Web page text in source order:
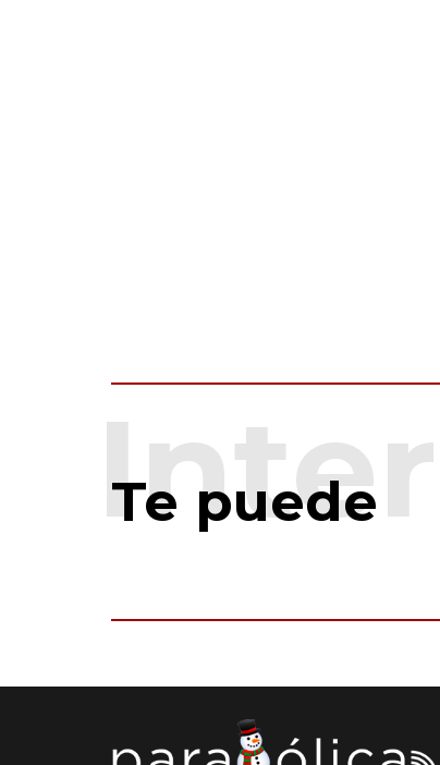
Te puede